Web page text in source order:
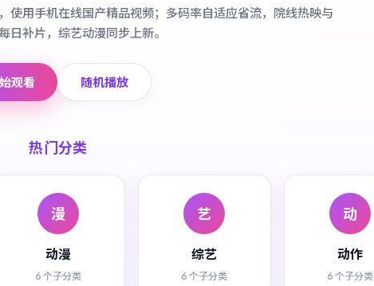
使用手机在线国产精品视频；多码率自适应省流，院线热映与
日补片，综艺动漫同步上新。
观看 随机播放
热门分类
漫
动漫
6 个子分类
艺
综艺
6 个子分类
动
动作
6 个子分类